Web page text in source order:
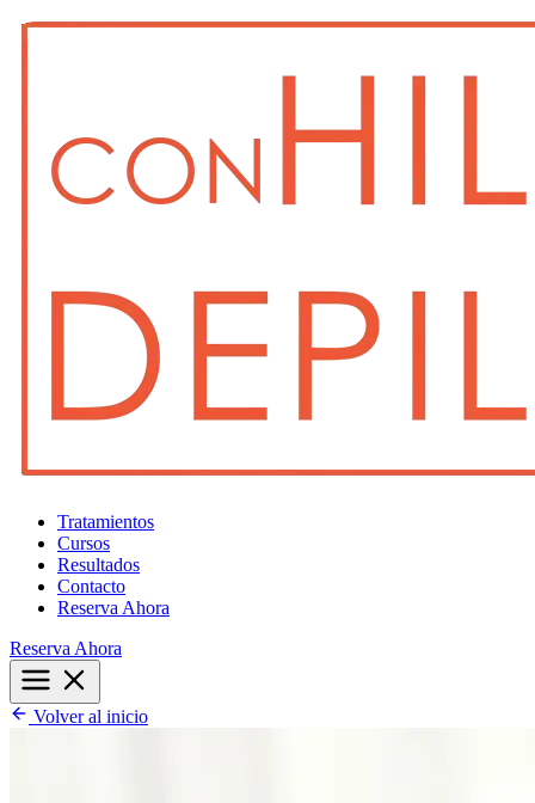
Tratamientos
Cursos
Resultados
Contacto
Reserva Ahora
Reserva Ahora
Volver al inicio